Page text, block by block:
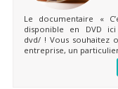
Le documentaire «
disponible en DVD ici
dvd/ ! Vous souhaitez
entreprise, un